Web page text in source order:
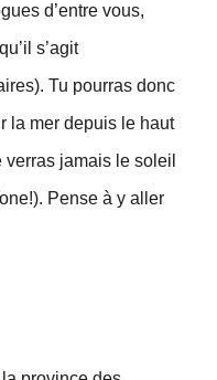
d’entre vous,
s’agit
Tu pourras donc
la mer depuis le haut
verras jamais le soleil
Pense à y aller